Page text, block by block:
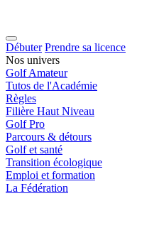
Débuter Prendre sa licence
Nos univers
Golf Amateur
Tutos de l'Académie
Règles
Filière Haut Niveau
Golf Pro
Parcours & détours
Golf et santé
Transition écologique
Emploi et formation
La Fédération